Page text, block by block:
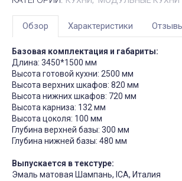
Обзор Характеристики
Базовая комплектация и габариты:
Длина: 3450*1500 мм
Высота готовой кухни: 2500 мм
Высота верхних шкафов: 820 мм
Высота нижних шкафов: 720 мм
Высота карниза: 132 мм
Высота цоколя: 100 мм
Глубина верхней базы: 300 мм
Глубина нижней базы: 480 мм
Выпускается в текстуре:
Эмаль матовая Шампань, ICA, Италия